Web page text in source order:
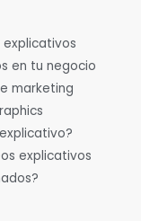
en tu negocio
marketing
explicativos